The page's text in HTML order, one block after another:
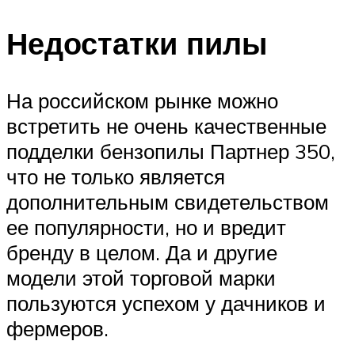
Недостатки пилы
На российском рынке можно
встретить не очень качественные
подделки бензопилы Партнер 350,
что не только является
дополнительным свидетельством
ее популярности, но и вредит
бренду в целом. Да и другие
модели этой торговой марки
пользуются успехом у дачников и
фермеров.